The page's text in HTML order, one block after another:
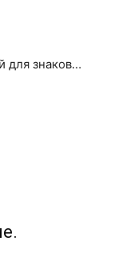
для знаков…